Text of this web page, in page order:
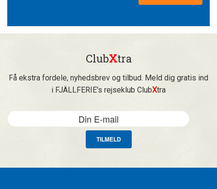
ClubXtra
Få ekstra fordele, nyhedsbrev og tilbud. Meld dig gratis ind
i FJÄLLFERIE's rejseklub ClubXtra
TILMELD